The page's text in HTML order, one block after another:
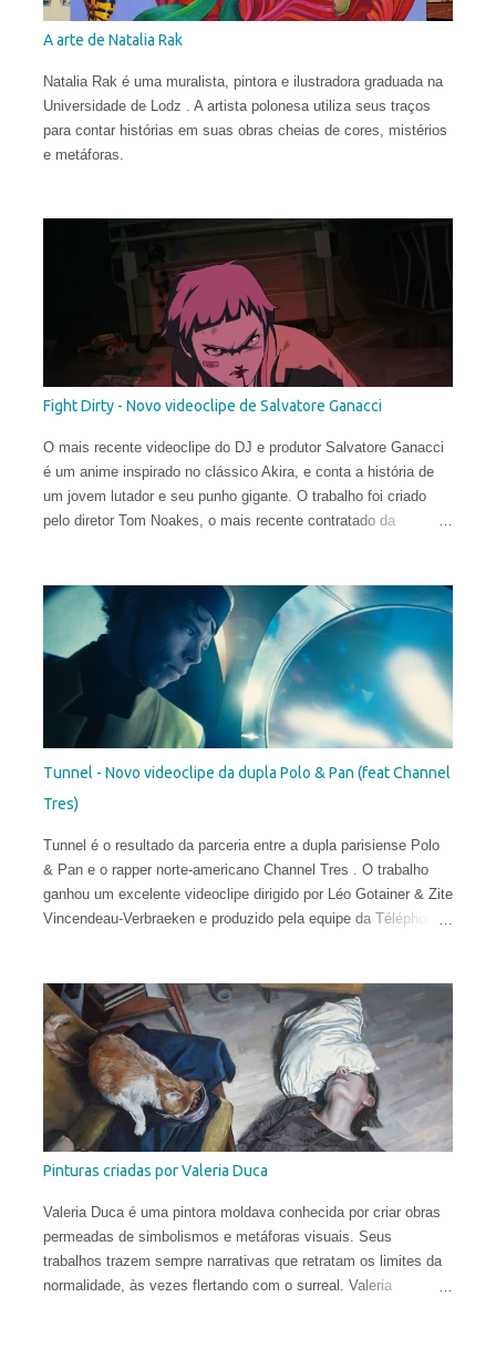
A arte de Natalia Rak
Natalia Rak é uma muralista, pintora e ilustradora graduada na
Universidade de Lodz . A artista polonesa utiliza seus traços
para contar histórias em suas obras cheias de cores, mistérios
e metáforas.
Fight Dirty - Novo videoclipe de Salvatore Ganacci
O mais recente videoclipe do DJ e produtor Salvatore Ganacci
é um anime inspirado no clássico Akira, e conta a história de
um jovem lutador e seu punho gigante. O trabalho foi criado
pelo diretor Tom Noakes, o mais recente contratado da
Trub Animation.
Tunnel - Novo videoclipe da dupla Polo & Pan (feat Channel
Tres)
Tunnel é o resultado da parceria entre a dupla parisiense Polo
& Pan e o rapper norte-americano Channel Tres . O trabalho
ganhou um excelente videoclipe dirigido por Léo Gotainer & Zite
Vincendeau-Verbraeken e produzido pela equipe da Téléphone
Pinturas criadas por Valeria Duca
Valeria Duca é uma pintora moldava conhecida por criar obras
permeadas de simbolismos e metáforas visuais. Seus
trabalhos trazem sempre narrativas que retratam os limites da
normalidade, às vezes flertando com o surreal. Valeria